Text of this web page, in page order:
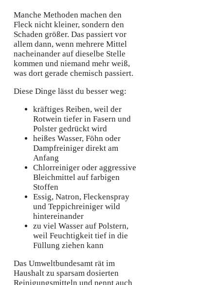
Manche Methoden machen den
Fleck nicht kleiner, sondern den
Schaden größer. Das passiert vor
allem dann, wenn mehrere Mittel
nacheinander auf dieselbe Stelle
kommen und niemand mehr weiß,
was dort gerade chemisch passiert.
Diese Dinge lässt du besser weg:
kräftiges Reiben, weil der
Rotwein tiefer in Fasern und
Polster gedrückt wird
heißes Wasser, Föhn oder
Dampfreiniger direkt am
Anfang
Chlorreiniger oder aggressive
Bleichmittel auf farbigen
Stoffen
Essig, Natron, Fleckenspray
und Teppichreiniger wild
hintereinander
zu viel Wasser auf Polstern,
weil Feuchtigkeit tief in die
Füllung ziehen kann
Das Umweltbundesamt rät im
Haushalt zu sparsam dosierten
Reinigungsmitteln und nennt auch